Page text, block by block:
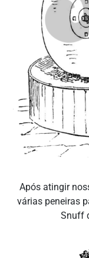
Após atingir
várias peneiras
Snuff